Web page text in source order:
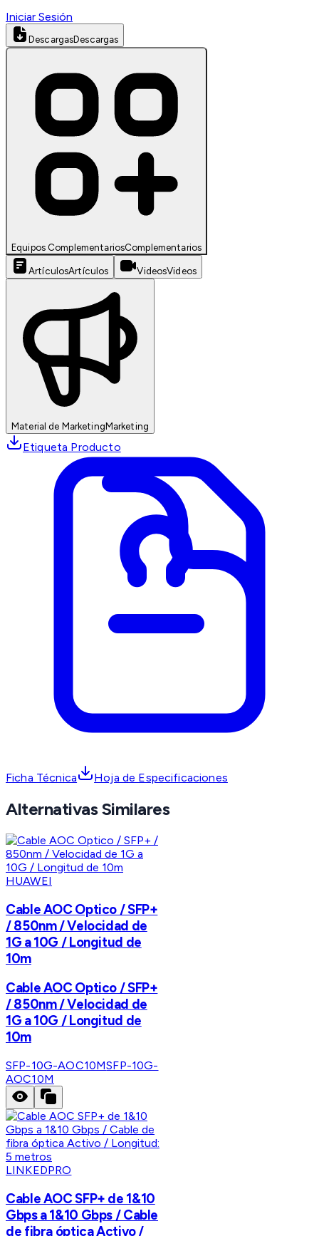
Iniciar Sesión
DescargasDescargas
Equipos ComplementariosComplementarios
ArtículosArtículos VideosVideos
Material de MarketingMarketing
Etiqueta Producto
Ficha Técnica Hoja de Especificaciones
Alternativas Similares
HUAWEI
Cable AOC Optico / SFP+
/ 850nm / Velocidad de
1G a 10G / Longitud de
10m
Cable AOC Optico / SFP+
/ 850nm / Velocidad de
1G a 10G / Longitud de
10m
SFP-10G-AOC10MSFP-10G-
AOC10M
LINKEDPRO
Cable AOC SFP+ de 1&10
Gbps a 1&10 Gbps / Cable
de fibra óptica Activo /